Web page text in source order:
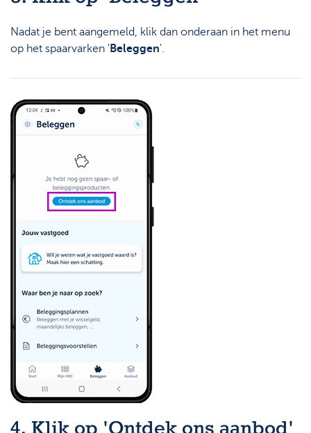
Nadat je bent aangemeld, klik dan onderaan in het menu
op het spaarvarken ' Beleggen'.